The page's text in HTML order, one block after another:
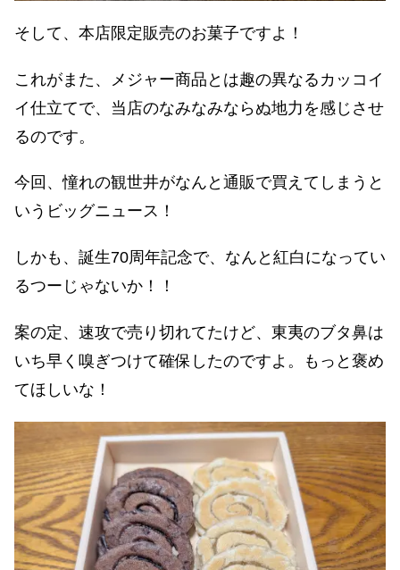
そして、本店限定販売のお菓子ですよ！
これがまた、メジャー商品とは趣の異なるカッコイ
イ仕立てで、当店のなみなみならぬ地力を感じさせ
るのです。
今回、憧れの観世井がなんと通販で買えてしまうと
いうビッグニュース！
しかも、誕生70周年記念で、なんと紅白になってい
るつーじゃないか！！
案の定、速攻で売り切れてたけど、東夷のブタ鼻は
いち早く嗅ぎつけて確保したのですよ。もっと褒め
てほしいな！